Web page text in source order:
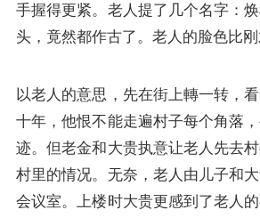
手握得更紧。老人提了几个名字：
头，竟然都作古了。老人的脸色比刚
以老人的意思，先在街上轉一转，
十年，他恨不能走遍村子每个角落
迹。但老金和大贵执意让老人先去
村里的情况。无奈，老人由儿子和
会议室。上楼时大贵更感到了老人